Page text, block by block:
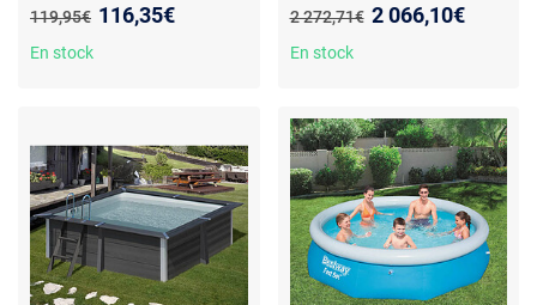
L
Ancien prix :
119,95€ Nouveau prix :
116,35€
En stock
sable 5678 L/h - Échelle et
bâche incluses
Ancien prix :
2 272,71€ Nouveau prix :
2 066,10€
En stock